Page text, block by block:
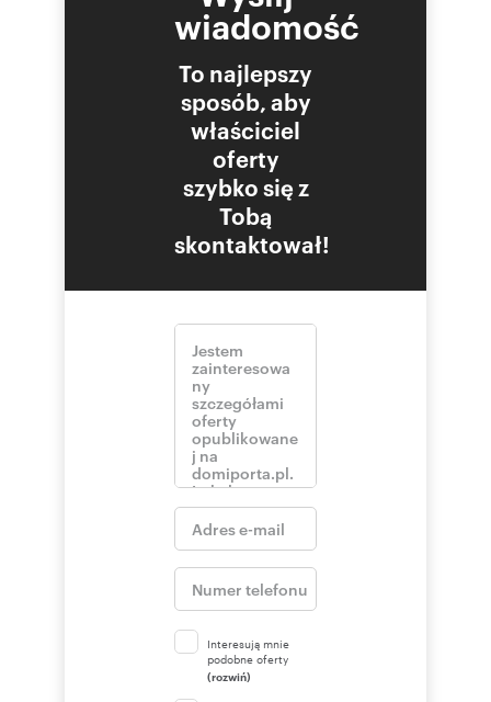
wiadomość
To najlepszy
sposób, aby
właściciel
oferty
szybko się z
Tobą
skontaktował!
Interesują mnie
podobne oferty
(rozwiń)